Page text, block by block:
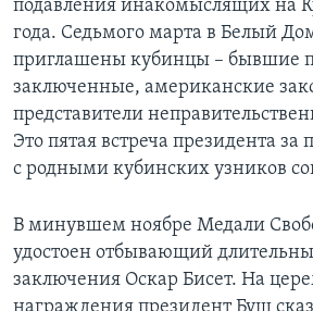
поиск
ДЕТАЛИ
АМЕРИКА. БОЛЬШОЕ
АМЕРИКАНСКИЕ ГОРОДКИ
УЧИМ АНГЛИЙСКИЙ
ВИДЕО
ПОДПИСКА НА НОВОСТИ
Learning English
СОЦИАЛЬНЫЕ СЕТИ
подавления инакомыслящих на
года. Седьмого марта в Белый
приглашены кубинцы – бывшие
заключенные, американские
представители
Это пятая встреча президента
с родными кубинских узников
В минувшем ноябре Медали
удостоен отбывающий
заключения Оскар Бисет. На